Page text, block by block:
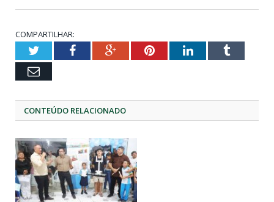
COMPARTILHAR:
TwitterFacebookGoogle+PinterestLinkedInTumblr
Email
CONTEÚDO RELACIONADO